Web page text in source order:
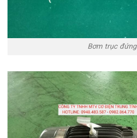
Bơm trục đứng